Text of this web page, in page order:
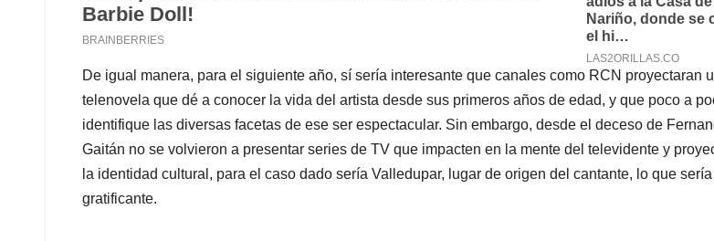
De igual manera, para el siguiente año, sí sería interesante que canales como RCN proyectaran
telenovela que dé a conocer la vida del artista desde sus primeros años de edad, y que poco a
identifique las diversas facetas de ese ser espectacular. Sin embargo, desde el deceso de
Gaitán no se volvieron a presentar series de TV que impacten en la mente del televidente y
la identidad cultural, para el caso dado sería Valledupar, lugar de origen del cantante, lo que sería
gratificante.